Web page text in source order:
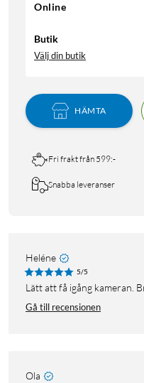
Online
Butik
Välj din butik
HÄMTA
Fri frakt från 599:-
Snabba leveranser
Heléne
5/5
Lätt att få igång kameran.
Gå till recensionen
Ola